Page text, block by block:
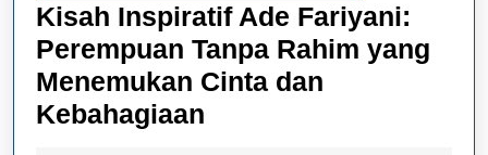
Kisah Inspiratif Ade Fariyani:
Perempuan Tanpa Rahim yang
Menemukan Cinta dan
Kebahagiaan